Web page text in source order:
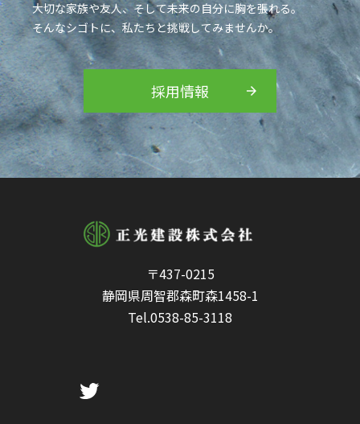
大切な家族や友人、そして未来の自分に胸を張れる。
そんなシゴトに、私たちと挑戦してみませんか。
採用情報
〒437-0215
静岡県周智郡森町森1458-1
Tel.0538-85-3118